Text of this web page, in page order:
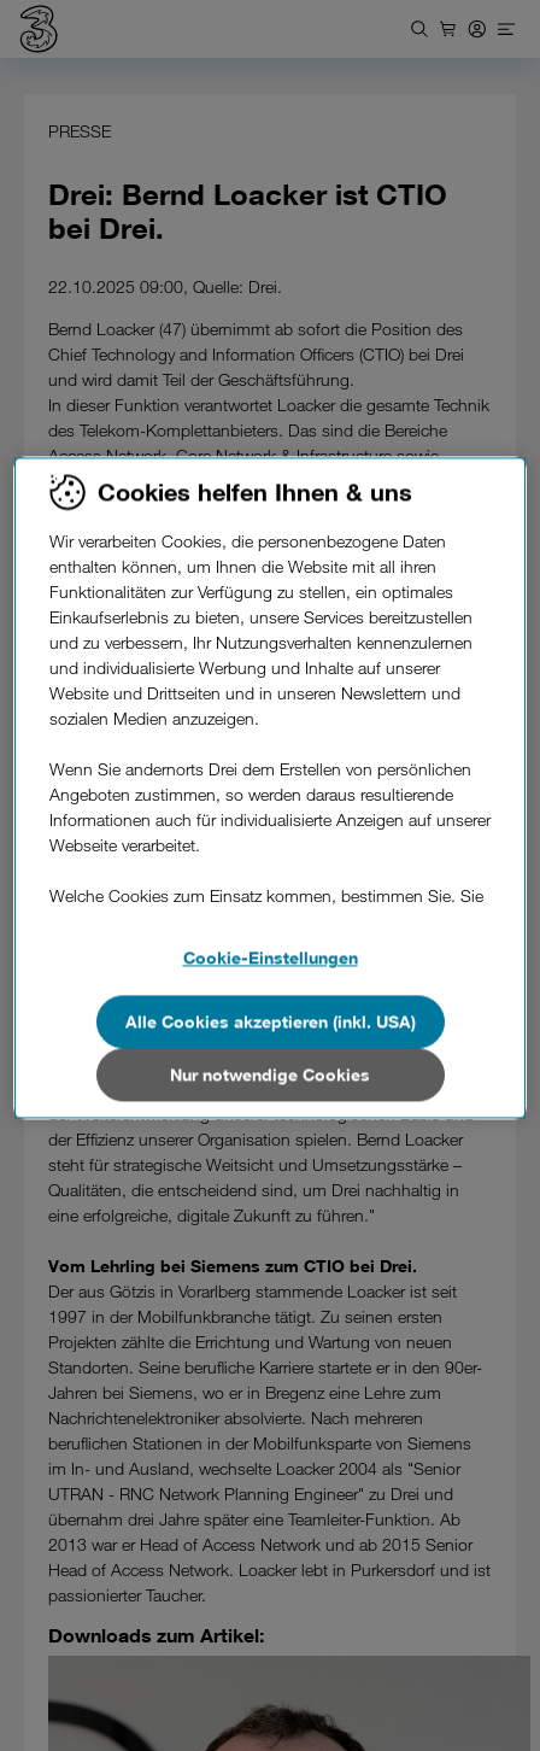
PRESSE
Drei: Bernd Loacker ist CTIO
bei Drei.
22.10.2025 09:00, Quelle: Drei.
Bernd Loacker (47) übernimmt ab sofort die Position des
Chief Technology and Information Officers (CTIO) bei Drei
und wird damit Teil der Geschäftsführung.
In dieser Funktion verantwortet Loacker die gesamte Technik
des Telekom-Komplettanbieters. Das sind die Bereiche
Access Network, Core Network & Infrastructure sowie
Products & IT. Sein Team umfasst mehr als 600
Mitarbeiter:innen.
"Ich freue mich auf diese spannende, neue
Herausforderung. Ich durfte in meiner mehr als 20jährigen
Zugehörigkeit zu Drei unsere Infrastruktur und vor allem
unser Mobilfunknetz, das zu den modernsten weltweit zählt,
aktiv mitgestalten. In meiner neuen Funktion als CTIO ist es
mir wichtig, dass die Themen Infrastruktur und IT noch
stärker zusammenspielen. Die Schwerpunkte für meine
künftige Arbeit liegen zum einen auf der Fertigstellung
unseres 5G Netzes und zum anderen auf Themen wie KI,
digitale Transformation und der Automatisierung des
Netzbetriebes," so Loacker .
diese nach dem Ausscheiden des langjährigen CTO
Matthias Baldermann interimistisch und zusätzlich zu seiner
ausgewiesener Technikexperte, der unser Geschäft, unser
versteht und in der Branche hervorragend vernetzt ist", sagt
Drei CEO Rudolf Schrefl
. "Mit seiner umfassenden
Erfahrung, seinem klaren Fokus auf Innovation und seiner
zukunftsgerichteten Denkweise wird er eine zentrale Rolle bei
der Weiterentwicklung unserer technologischen Basis und
der Effizienz unserer Organisation spielen. Bernd Loacker
steht für strategische Weitsicht und Umsetzungsstärke –
Qualitäten, die entscheidend sind, um Drei nachhaltig in
eine erfolgreiche, digitale Zukunft zu führen."
Vom Lehrling bei Siemens zum CTIO bei Drei.
Der aus Götzis in Vorarlberg stammende Loacker ist seit
1997 in der Mobilfunkbranche tätigt. Zu seinen ersten
Projekten zählte die Errichtung und Wartung von neuen
Standorten. Seine berufliche Karriere startete er in den 90er-
Jahren bei Siemens, wo er in Bregenz eine Lehre zum
Nachrichtenelektroniker absolvierte. Nach mehreren
beruflichen Stationen in der Mobilfunksparte von Siemens
im In- und Ausland, wechselte Loacker 2004 als "Senior
UTRAN - RNC Network Planning Engineer" zu Drei und
übernahm drei Jahre später eine Teamleiter-Funktion. Ab
2013 war er Head of Access Network und ab 2015 Senior
Head of Access Network. Loacker lebt in Purkersdorf und ist
passionierter Taucher.
Downloads zum Artikel:
Cookies helfen Ihnen & uns
Wir verarbeiten Cookies, die personenbezogene Daten
enthalten können, um Ihnen die Website mit all ihren
Funktionalitäten zur Verfügung zu stellen, ein optimales
Einkaufserlebnis zu bieten, unsere Services bereitzustellen
und zu verbessern, Ihr Nutzungsverhalten kennenzulernen
und individualisierte Werbung und Inhalte auf unserer
Website und Drittseiten und in unseren Newslettern und
sozialen Medien anzuzeigen.
Wenn Sie andernorts Drei dem Erstellen von persönlichen
Angeboten zustimmen, so werden daraus resultierende
Informationen auch für individualisierte Anzeigen auf unserer
Webseite verarbeitet.
Welche Cookies zum Einsatz kommen, bestimmen Sie. Sie
Wenn Sie allen Cookies zustimmen, werden auch Cookies
von Drittanbietern verarbeitet, die Ihre Daten in Ländern
außerhalb der europäischen Union (z.B. in den USA)
verarbeiten. Sie unterliegen keinem EU-konformen
Datenschutzniveau und es stehen keine wirksamen
Rechtsbehelfe zur Verfügung.
Cookies von Unternehmen in Drittstaaten, die ein ähnliches
Datenschutzniveau wie in der Europäischen Union aufweisen
Unternehmen behandelt.
Wenn Sie „Nur notwendige Cookies“ wählen, dann sind für
Sie nur jene Cookies im Einsatz, die zur Funktion dieser
Website unerlässlich sind.
Cookie-Einstellungen
Nur notwendige Cookies
Alle Cookies akzeptieren (inkl. USA)